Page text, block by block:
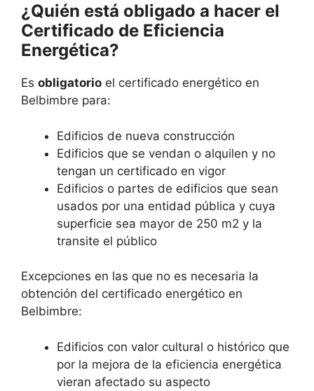
¿Quién está obligado a hacer el
Certificado de Eficiencia
Energética?
Es obligatorio el certificado energético en
Belbimbre para:
Edificios de nueva construcción
Edificios que se vendan o alquilen y no
tengan un certificado en vigor
Edificios o partes de edificios que sean
usados por una entidad pública y cuya
superficie sea mayor de 250 m2 y la
transite el público
Excepciones en las que no es necesaria la
obtención del certificado energético en
Belbimbre:
Edificios con valor cultural o histórico que
por la mejora de la eficiencia energética
vieran afectado su aspecto